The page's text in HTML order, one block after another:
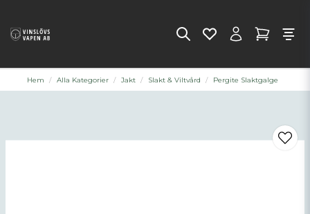
Hem Alla Kategorier Jakt Slakt & Viltvård Pergite Slaktgalge